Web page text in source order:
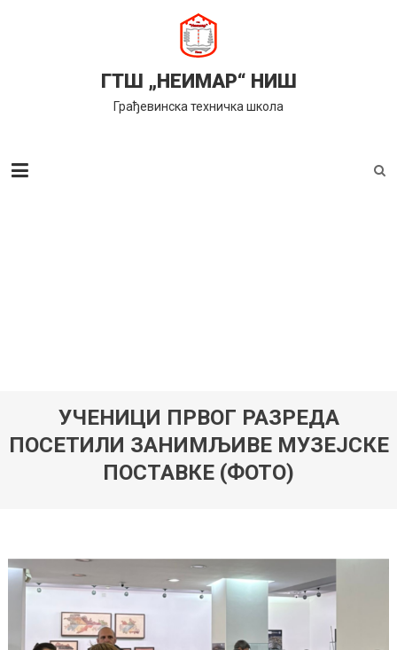
ГТШ „НЕИМАР“ НИШ
Грађевинска техничка школа
УЧЕНИЦИ ПРВОГ РАЗРЕДА
ПОСЕТИЛИ ЗАНИМЉИВЕ МУЗЕЈСКЕ
ПОСТАВКЕ (ФОТО)